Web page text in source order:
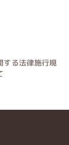
する法律施行規